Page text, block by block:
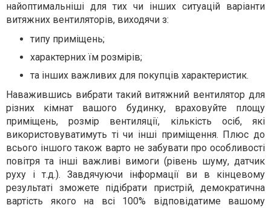
найоптимальніші для тих чи інших ситуацій варіанти
витяжних вентиляторів, виходячи з:
типу приміщень;
характерних їм розмірів;
та інших важливих для покупців характеристик.
Наважившись вибрати такий витяжний вентилятор для
різних кімнат вашого будинку, враховуйте площу
приміщень, розмір вентиляції, кількість осіб, які
використовуватимуть ті чи інші приміщення. Плюс до
всього іншого також варто не забувати про особливості
повітря та інші важливі вимоги (рівень шуму, датчик
руху і т.д.). Завдячуючи інформації ви в кінцевому
результаті зможете підібрати пристрій, демократична
вартість якого на всі 100% відповідатиме вашому